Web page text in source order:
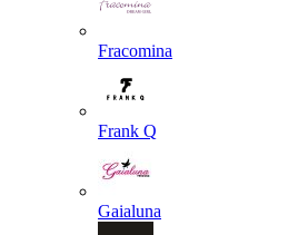
Fracomina
Frank Q
Gaialuna